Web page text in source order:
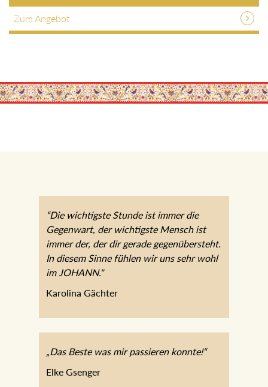
Zum Angebot
“Die wichtigste Stunde ist immer die
Gegenwart, der wichtigste Mensch ist
immer der, der dir gerade gegenübersteht.
In diesem Sinne fühlen wir uns sehr wohl
im JOHANN."
Karolina Gächter
„Das Beste was mir passieren konnte!“
Elke Gsenger